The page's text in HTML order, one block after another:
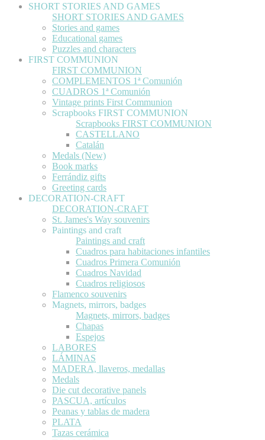
SHORT STORIES AND GAMES
SHORT STORIES AND GAMES
Stories and games
Educational games
Puzzles and characters
FIRST COMMUNION
FIRST COMMUNION
COMPLEMENTOS 1ª Comunión
CUADROS 1ª Comunión
Vintage prints First Communion
Scrapbooks FIRST COMMUNION
Scrapbooks FIRST COMMUNION
CASTELLANO
Catalán
Medals (New)
Book marks
Ferrándiz gifts
Greeting cards
DECORATION-CRAFT
DECORATION-CRAFT
St. James's Way souvenirs
Paintings and craft
Paintings and craft
Cuadros para habitaciones infantiles
Cuadros Primera Comunión
Cuadros Navidad
Cuadros religiosos
Flamenco souvenirs
Magnets, mirrors, badges
Magnets, mirrors, badges
Chapas
Espejos
LABORES
LÁMINAS
MADERA, llaveros, medallas
Medals
Die cut decorative panels
PASCUA, artículos
Peanas y tablas de madera
PLATA
Tazas cerámica